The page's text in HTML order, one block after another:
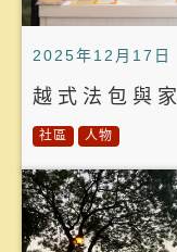
2025年12月17日
越式法包與家
社區 人物